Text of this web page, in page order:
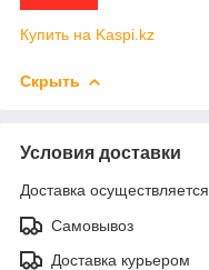
Купить на Kaspi.kz
Скрыть
Условия доставки
Доставка
Самовывоз
Доставка курьером